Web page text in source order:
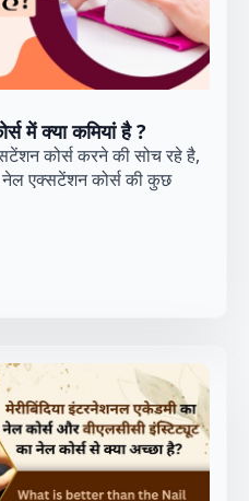
में क्या कमियां है ?
कोर्स करने की सोच रहे है,
एक्सटेंशन कोर्स की कुछ